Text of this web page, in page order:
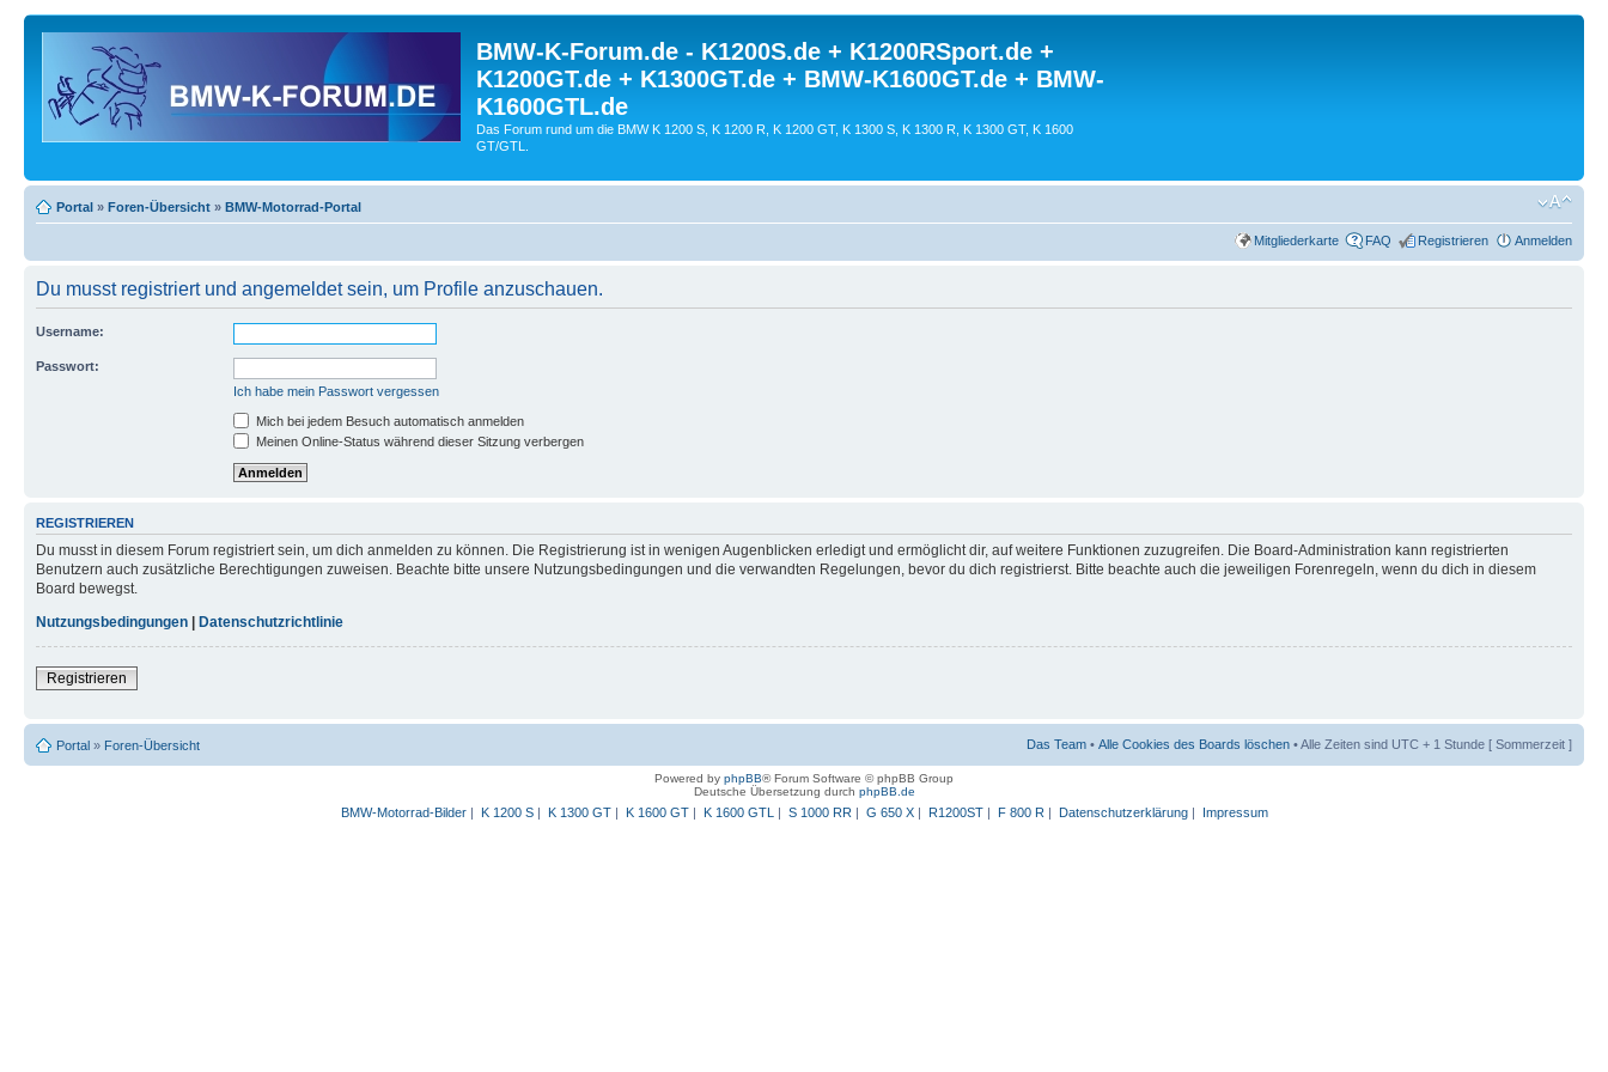
BMW-K-Forum.de - K1200S.de + K1200RSport.de +
K1200GT.de + K1300GT.de + BMW-K1600GT.de + BMW-
K1600GTL.de
Das Forum rund um die BMW K 1200 S, K 1200 R, K 1200 GT, K 1300 S, K 1300 R, K 1300 GT, K 1600
GT/GTL.
Portal » Foren-Übersicht » BMW-Motorrad-Portal
Mitgliederkarte FAQ Registrieren Anmelden
Du musst registriert und angemeldet sein, um Profile anzuschauen.
Username:
Passwort:
Ich habe mein Passwort vergessen
Mich bei jedem Besuch automatisch anmelden
Meinen Online-Status während dieser Sitzung verbergen
REGISTRIEREN
Du musst in diesem Forum registriert sein, um dich anmelden zu können. Die Registrierung ist in wenigen Augenblicken erledigt und ermöglicht dir, auf weitere Funktionen zuzugreifen. Die Board-Administration kann registrierten
Benutzern auch zusätzliche Berechtigungen zuweisen. Beachte bitte unsere Nutzungsbedingungen und die verwandten Regelungen, bevor du dich registrierst. Bitte beachte auch die jeweiligen Forenregeln, wenn du dich in diesem
Board bewegst.
Nutzungsbedingungen
Datenschutzrichtlinie
Registrieren
Portal » Foren-Übersicht Das Team • Alle Cookies des Boards löschen • Alle Zeiten sind UTC + 1 Stunde [ Sommerzeit ]
Powered by phpBB® Forum Software © phpBB Group
Deutsche Übersetzung durch phpBB.de
BMW-Motorrad-Bilder| K 1200 S| K 1300 GT| K 1600 GT| K 1600 GTL | S 1000 RR | G 650 X| R1200ST| F 800 R | Datenschutzerklärung| Impressum